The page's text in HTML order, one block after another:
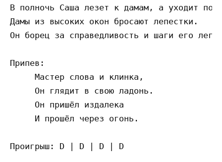
В полночь Саша лезет к дамам, а уходит по
Дамы из высоких окон бросают лепестки.
Он борец за справедливость и шаги его
Припев:
     Мастер слова и клинка,
     Он глядит в свою ладонь.
     Он пришёл издалека
     И прошёл через огонь.
Проигрыш: D | D | D | D